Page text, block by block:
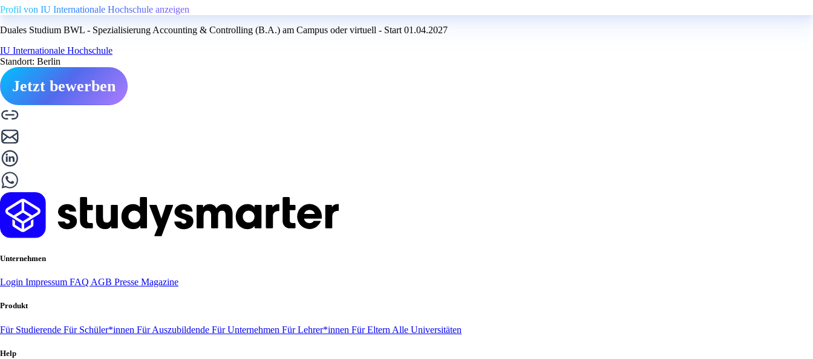
Profil von IU Internationale Hochschule anzeigen
Duales Studium BWL - Spezialisierung Accounting & Controlling (B.A.) am Campus oder virtuell - Start 01.04.2027
IU Internationale Hochschule
Standort: Berlin
Jetzt bewerben
Unternehmen
Login Impressum FAQ AGB Presse Magazine
Produkt
Für Studierende Für Schüler*innen Für Auszubildende Für Unternehmen Für Lehrer*innen Für Eltern Alle Universitäten
Help